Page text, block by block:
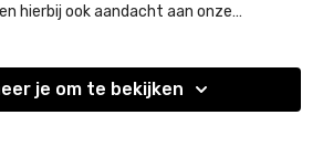
hierbij ook aandacht aan onze
je om te bekijken